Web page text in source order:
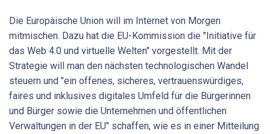
Die Europäische Union will im Internet von Morgen
mitmischen. Dazu hat die EU-Kommission die "Initiative für
das Web 4.0 und virtuelle Welten" vorgestellt. Mit der
Strategie will man den nächsten technologischen Wandel
steuern und "ein offenes, sicheres, vertrauenswürdiges,
faires und inklusives digitales Umfeld für die Bürgerinnen
und Bürger sowie die Unternehmen und öffentlichen
Verwaltungen in der EU" schaffen, wie es in einer Mitteilung